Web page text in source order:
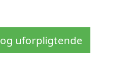
uforpligtende